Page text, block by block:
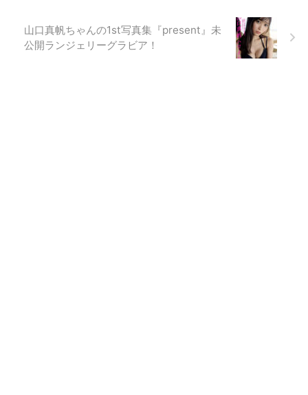
山口真帆ちゃんの1st写真集『present』未
公開ランジェリーグラビア！